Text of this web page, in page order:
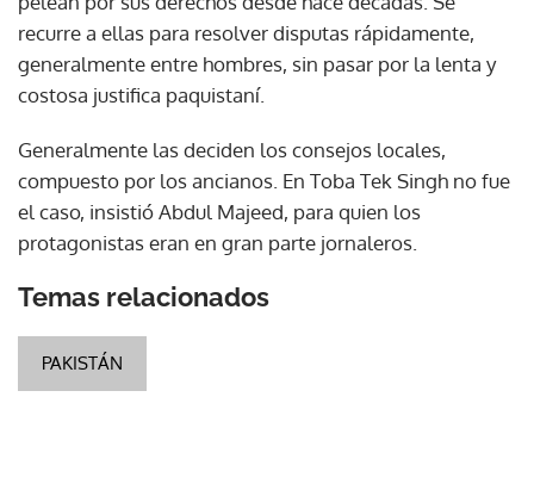
recurre a ellas para resolver disputas rápidamente,
generalmente entre hombres, sin pasar por la lenta y
costosa justifica paquistaní.
Generalmente las deciden los consejos locales,
compuesto por los ancianos. En Toba Tek Singh no fue
el caso, insistió Abdul Majeed, para quien los
protagonistas eran en gran parte jornaleros.
Temas relacionados
PAKISTÁN